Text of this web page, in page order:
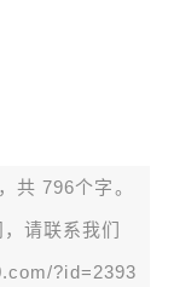
共 796个字。
请联系我们
?id=2393